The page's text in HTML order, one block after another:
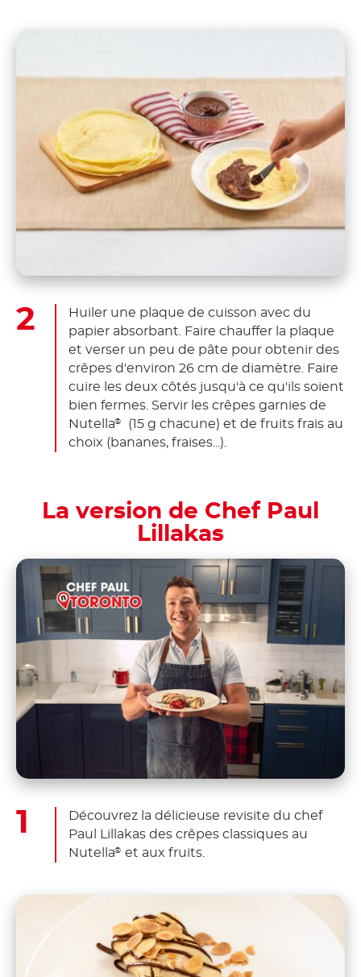
Huiler une plaque de cuisson avec du
papier absorbant. Faire chauffer la plaque
et verser un peu de pâte pour obtenir des
crêpes d'environ 26 cm de diamètre. Faire
cuire les deux côtés jusqu'à ce qu'ils soient
bien fermes. Servir les crêpes garnies de
Nutella®
(15 g chacune) et de fruits frais au
choix (bananes, fraises...).
La version de Chef Paul
Lillakas
Découvrez la délicieuse revisite du chef
Paul Lillakas des crêpes classiques au
Nutella® et aux fruits.